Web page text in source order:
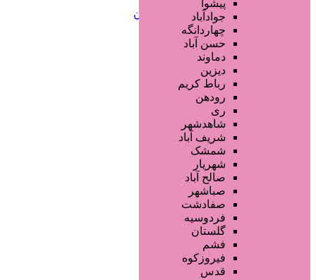
خدمات تناسب اندام و زیبایی بدن
خدمات پوست و زیبایی
خدمات ویژه و سیار
خدمات ناخن
خدمات مو
سایر خدمات
پیشوا
جوادآباد
چهاردانگه
حسن آباد
دماوند
دیزین
رباط کریم
رودهن
ری
شاهدشهر
شریف آباد
شمشک
شهریار
صالح آباد
صباشهر
صفادشت
فردوسیه
گلستان
فشم
فیروزکوه
قدس